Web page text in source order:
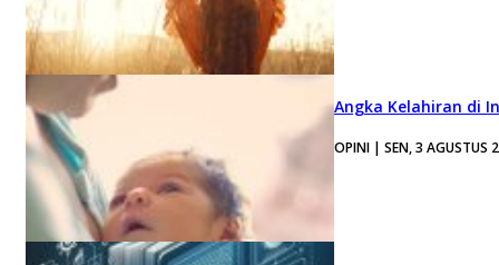
Angka Kelahiran di
OPINI | SEN, 3 AGUSTUS